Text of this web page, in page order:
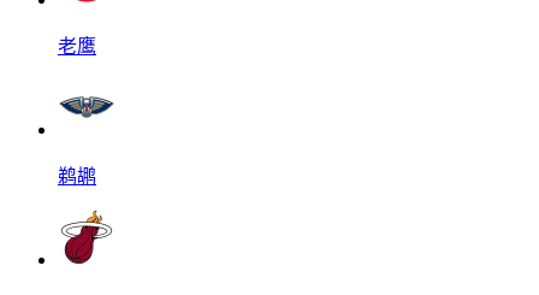
老鹰
鹈鹕